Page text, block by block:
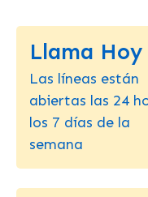
Llama Hoy
Las líneas están
abiertas las 24
los 7 días de la
semana